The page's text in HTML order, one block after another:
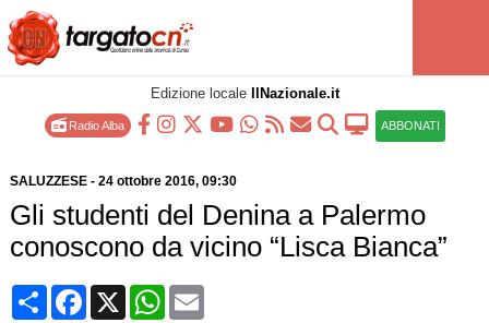
Edizione locale IlNazionale.it
Radio Alba ABBONATI
SALUZZESE- 24 ottobre 2016, 09:30
Gli studenti del Denina a Palermo
conoscono da vicino “Lisca Bianca”
CondividiFacebook
X WhatsApp
Email